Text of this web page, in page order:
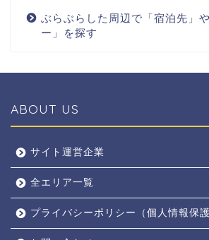
ぶらぶらした周辺で「宿泊先」
ー」を探す
ABOUT US
サイト運営企業
全エリア一覧
プライバシーポリシー（個人情報保